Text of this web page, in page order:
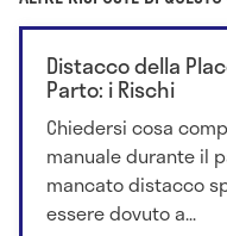
Distacco della
Parto: i Rischi
Chiedersi cosa
manuale durante il
mancato distacco
essere dovuto a...